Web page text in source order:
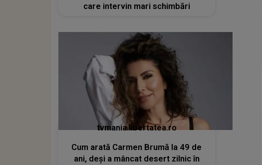
care intervin mari schimbări
tvmania.libertatea.ro
Cum arată Carmen Brumă la 49 de
ani, deși a mâncat desert zilnic în